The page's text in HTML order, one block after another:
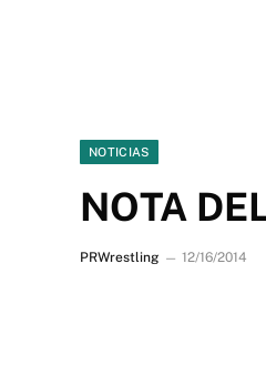
NOTICIAS
NOTA
PRWrestling 12/16/2014